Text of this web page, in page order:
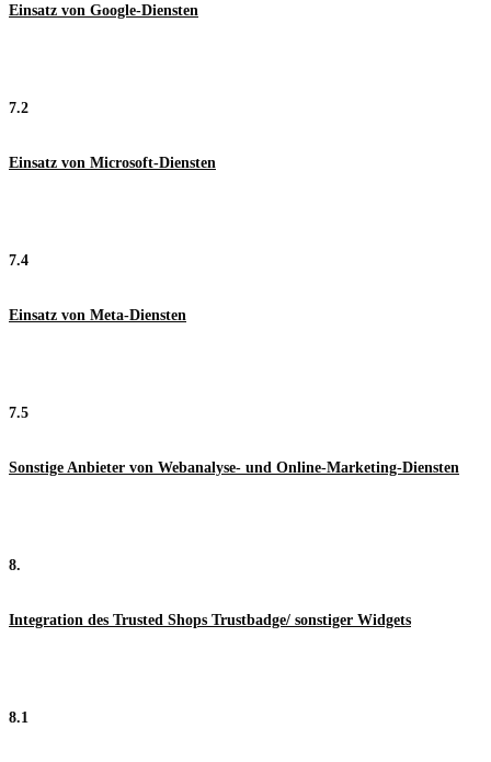
Einsatz von Google-Diensten
7.2
Einsatz von Microsoft-Diensten
7.4
Einsatz von Meta-Diensten
7.5
Sonstige Anbieter von Webanalyse- und Online-Marketing-Diensten
8.
Integration des Trusted Shops Trustbadge/ sonstiger Widgets
8.1